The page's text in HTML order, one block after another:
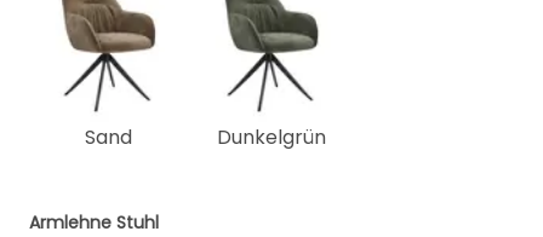
Sand Dunkelgrün
Armlehne Stuhl